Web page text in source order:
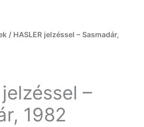
/ HASLER jelzéssel – Sasmadár,
–
1982